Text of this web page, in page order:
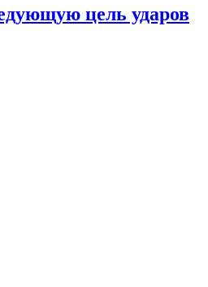
цель ударов